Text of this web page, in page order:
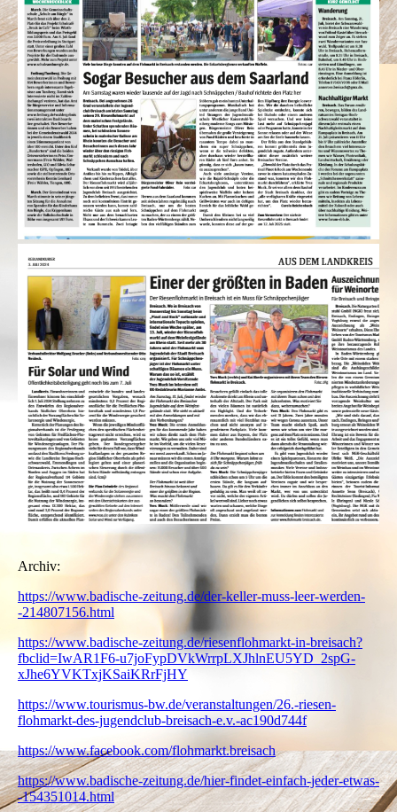
Archiv:
https://www.badische-zeitung.de/der-keller-muss-leer-werden-
-214807156.html
https://www.badische-zeitung.de/riesenflohmarkt-in-breisach?
fbclid=IwAR1F6-u7joFypDVkWrrpLXJhlnEU5YD_2spG-
xJhe6YVKTxjKSaiKRrFjHY
https://www.tourismus-bw.de/veranstaltungen/26.-riesen-
flohmarkt-des-jugendclub-breisach-e.v.-ac190d744f
https://www.facebook.com/flohmarkt.breisach
https://www.badische-zeitung.de/hier-findet-einfach-jeder-etwas-
-154351014.html